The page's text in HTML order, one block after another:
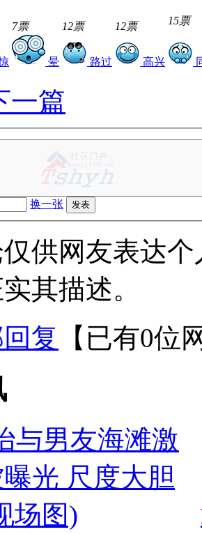
7票
晕
12票
路过
12票
高兴
15票
一篇
换一张
供网友表达
其描述。
复
【已有0位